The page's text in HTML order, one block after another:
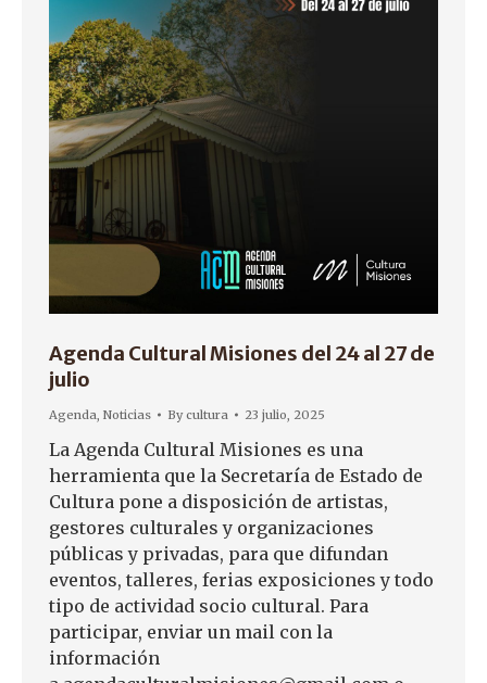
Agenda Cultural Misiones del 24 al 27 de
julio
Agenda Noticias Bycultura 23 julio, 2025
La Agenda Cultural Misiones es una
herramienta que la Secretaría de Estado de
Cultura pone a disposición de artistas,
gestores culturales y organizaciones
públicas y privadas, para que difundan
eventos, talleres, ferias exposiciones y todo
tipo de actividad socio cultural. Para
participar, enviar un mail con la
información